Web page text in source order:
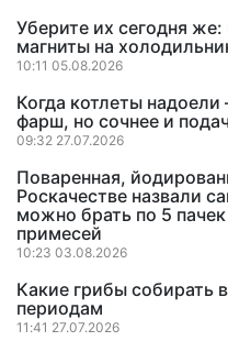
Уберите их сегодня
магниты на
10:11 05.08.2026
Когда котлеты
фарш, но сочнее и
09:32 27.07.2026
Поваренная,
Роскачестве назвали
можно брать по 5
примесей
10:23 03.08.2026
Какие грибы собирать
периодам
11:41 27.07.2026